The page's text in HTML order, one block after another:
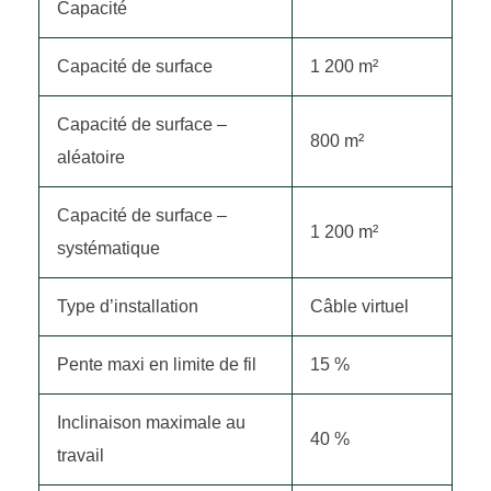
Capacité
Capacité de surface 1 200 m²
Capacité de surface –
aléatoire
800 m²
Capacité de surface –
systématique
1 200 m²
Type d’installation Câble virtuel
Pente maxi en limite de fil 15 %
Inclinaison maximale au
travail
40 %